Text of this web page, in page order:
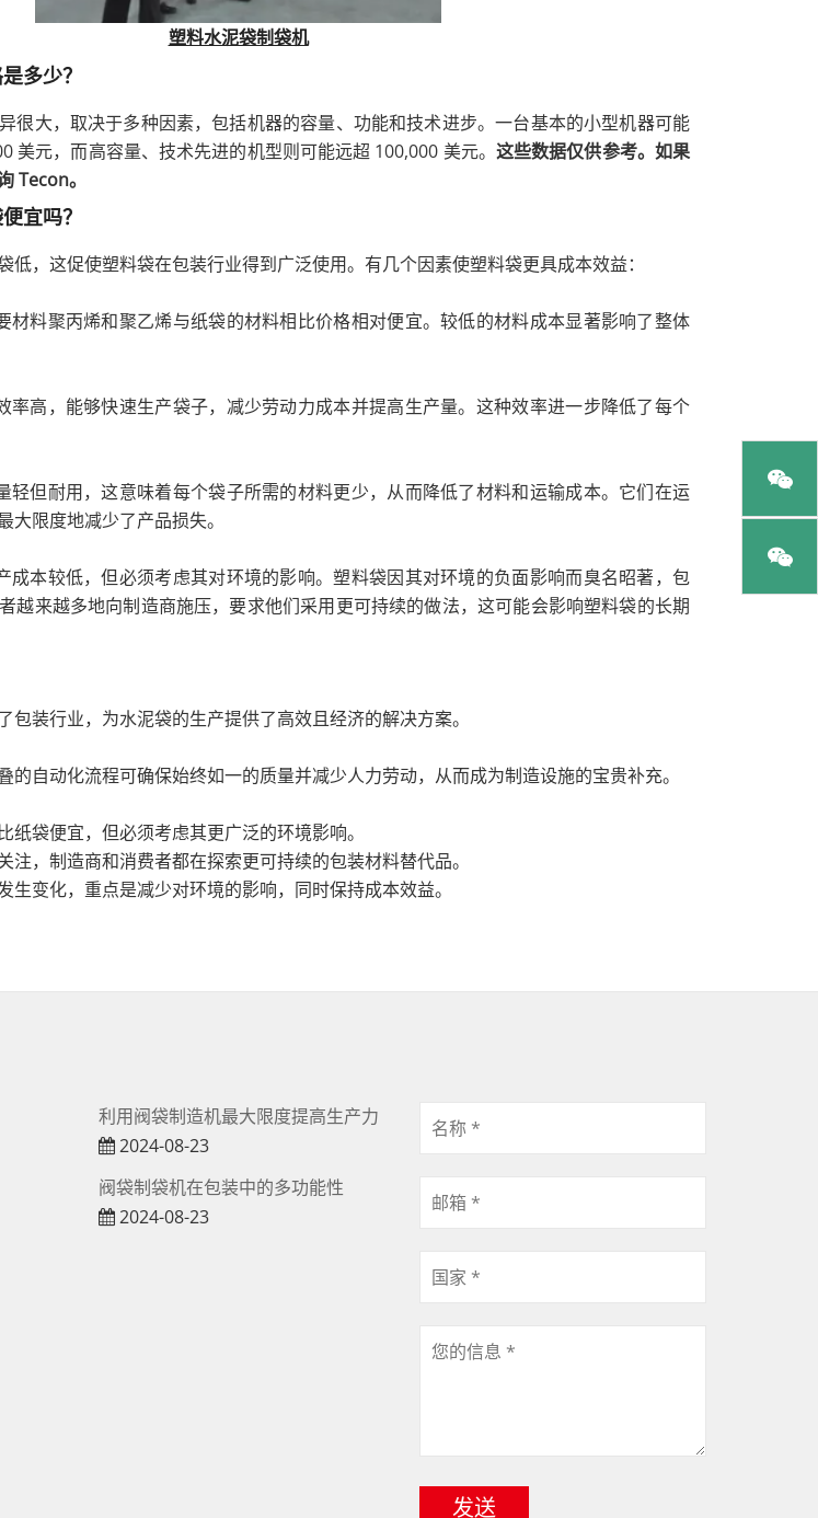
塑料水泥袋制袋机
多少？
很大，取决于多种因素，包括机器的容量、功能和技术进步。一台基本的小型机器可能
美元，而高容量、技术先进的机型则可能远超 100,000 美元。 这些数据仅供参考。如果
Tecon。
宜吗？
低，这促使塑料袋在包装行业得到广泛使用。有几个因素使塑料袋更具成本效益：
材料聚丙烯和聚乙烯与纸袋的材料相比价格相对便宜。较低的材料成本显著影响了整体
率高，能够快速生产袋子，减少劳动力成本并提高生产量。这种效率进一步降低了每个
轻但耐用，这意味着每个袋子所需的材料更少，从而降低了材料和运输成本。它们在运
限度地减少了产品损失。
成本较低，但必须考虑其对环境的影响。塑料袋因其对环境的负面影响而臭名昭著，包
越来越多地向制造商施压，要求他们采用更可持续的做法，这可能会影响塑料袋的长期
包装行业，为水泥袋的生产提供了高效且经济的解决方案。
的自动化流程可确保始终如一的质量并减少人力劳动，从而成为制造设施的宝贵补充。
纸袋便宜，但必须考虑其更广泛的环境影响。
注，制造商和消费者都在探索更可持续的包装材料替代品。
生变化，重点是减少对环境的影响，同时保持成本效益。
利用阀袋制造机最大限度提高生产力
2024-08-23
阀袋制袋机在包装中的多功能性
2024-08-23
发送